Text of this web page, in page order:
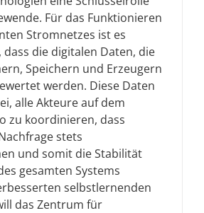
Für das Funktionieren
Stromnetzes ist es
die digitalen Daten, die
Speichern und Erzeugern
werden. Diese Daten
alle Akteure auf dem
zu koordinieren, dass
stets
und somit die Stabilität
gesamten Systems
selbstlernenden
das Zentrum für